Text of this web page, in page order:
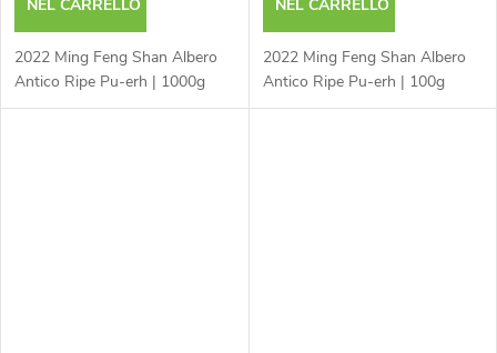
NEL CARRELLO
2022 Ming Feng Shan Albero
Antico Ripe Pu-erh | 1000g
NEL CARRELLO
2022 Ming Feng Shan Albero
Antico Ripe Pu-erh | 100g